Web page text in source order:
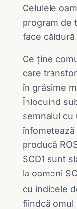
Celulele
program de
face căldură
Ce ține
care
în grăsime
Înlocuind
semnalul cu
producă
SCD1 sunt
la oameni
cu indicele
fiindcă omul